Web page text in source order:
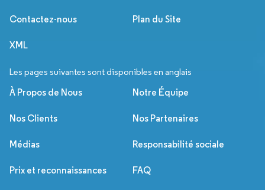
Contactez-nous Plan du Site
XML
Les pages suivantes sont disponibles en anglais
À Propos de Nous Notre Équipe
Nos Clients Nos Partenaires
Médias Responsabilité sociale
Prix et reconnaissances FAQ